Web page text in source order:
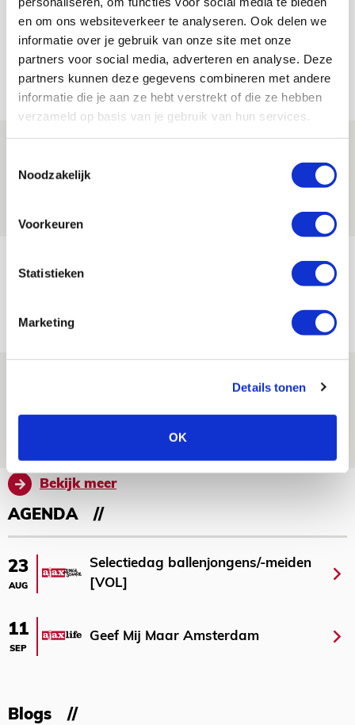
en om ons websiteverkeer te analyseren. Ook delen we
informatie over je gebruik van onze site met onze
partners voor social media, adverteren en analyse. Deze
partners kunnen deze gegevens combineren met andere
informatie die je aan ze hebt verstrekt of die ze hebben
verzameld op basis van je gebruik van hun services.
Noodzakelijk
Voorkeuren
Statistieken
Marketing
Details tonen
OK
Net binnen //
de Johan Cruijff Arena?
Trotse Klaassen: ‘Vierhonderd duels
NIEUWS
Ajax zet Shelbourne eenvoudig opzij en
Bekijk meer
AGENDA
23
AUG
Selectiedag ballenjongens/-meiden
[VOL]
11
SEP
Geef Mij Maar Amsterdam
Blogs